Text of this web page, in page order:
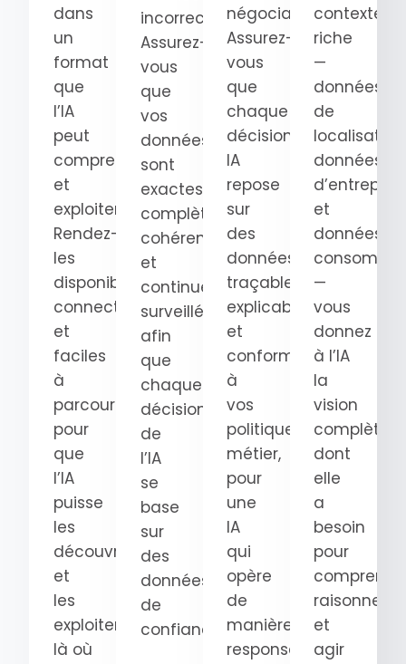
dans
un
format
que
l’IA
peut
comprendre
et
exploiter.
Rendez-
les
disponibles,
connectées
et
faciles
à
parcourir
pour
que
l’IA
puisse
les
découvrir
et
les
exploiter
là où
incorrectes.
Assurez-
vous
que
vos
données
sont
exactes,
complètes,
cohérentes
et
continuellement
surveillées
afin
que
chaque
décision
de
l’IA
se
base
sur
des
données
de
confiance.
négociables.
Assurez-
vous
que
chaque
décision
IA
repose
sur
des
données
traçables,
explicables
et
conformes
à
vos
politiques
métier,
pour
une
IA
qui
opère
de
manière
responsable.
contexte
riche
—
données
de
données
et
données
—
vous
donnez
à l’IA
la
vision
complète
dont
elle
a
besoin
pour
raisonner
et
agir